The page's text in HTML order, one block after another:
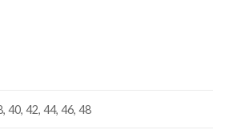
40, 42, 44, 46, 48